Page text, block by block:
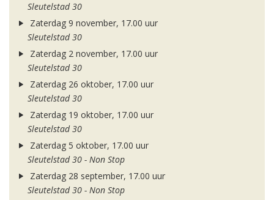
Sleutelstad 30
Zaterdag 9 november, 17.00 uur
Sleutelstad 30
Zaterdag 2 november, 17.00 uur
Sleutelstad 30
Zaterdag 26 oktober, 17.00 uur
Sleutelstad 30
Zaterdag 19 oktober, 17.00 uur
Sleutelstad 30
Zaterdag 5 oktober, 17.00 uur
Sleutelstad 30 - Non Stop
Zaterdag 28 september, 17.00 uur
Sleutelstad 30 - Non Stop